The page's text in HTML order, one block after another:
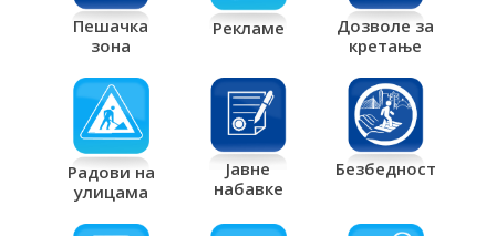
Пешачка
зона
Рекламе
Дозволе за
кретање
Радови на
улицама
Јавне
набавке
Безбедност